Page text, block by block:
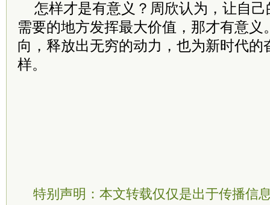
怎样才是有意义？周欣认为，让自
需要的地方发挥最大价值，那才有意义
向，释放出无穷的动力，也为新时代的
样。
特别声明：本文转载仅仅是出于传播信